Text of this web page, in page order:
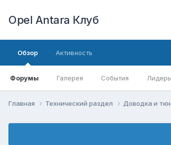
Opel Antara Клуб
Обзор
Форумы Галерея События Лидеры
Активность
Главная Технический раздел Доводка и